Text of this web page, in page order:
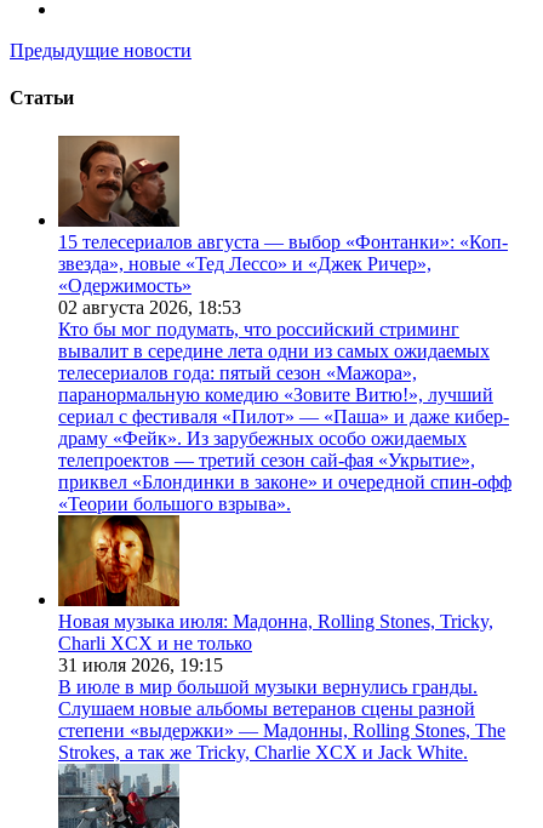
Предыдущие новости
Статьи
15 телесериалов августа — выбор «Фонтанки»: «Коп-
звезда», новые «Тед Лессо» и «Джек Ричер»,
«Одержимость»
02 августа 2026, 18:53
Кто бы мог подумать, что российский стриминг
вывалит в середине лета одни из самых ожидаемых
телесериалов года: пятый сезон «Мажора»,
паранормальную комедию «Зовите Витю!», лучший
сериал с фестиваля «Пилот» — «Паша» и даже кибер-
драму «Фейк». Из зарубежных особо ожидаемых
телепроектов — третий сезон сай-фая «Укрытие»,
приквел «Блондинки в законе» и очередной спин-офф
«Теории большого взрыва».
Новая музыка июля: Мадонна, Rolling Stones, Tricky,
Charli XCX и не только
31 июля 2026, 19:15
В июле в мир большой музыки вернулись гранды.
Слушаем новые альбомы ветеранов сцены разной
степени «выдержки» — Мадонны, Rolling Stones, The
Strokes, а так же Tricky, Charlie XCX и Jack White.